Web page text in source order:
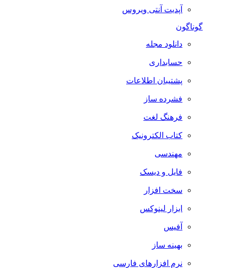
آپدیت آنتی ویروس
گوناگون
دانلود مجله
حسابداری
پشتیبان اطلاعات
فشرده ساز
فرهنگ لغت
کتاب الکترونیک
مهندسی
فایل و دیسک
سخت افزار
ابزار لینوکس
آفیس
بهینه ساز
نرم افزارهای فارسی